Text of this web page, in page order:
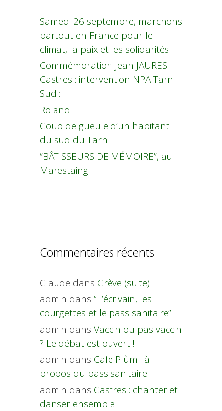
Samedi 26 septembre, marchons
partout en France pour le
climat, la paix et les solidarités !
Commémoration Jean JAURES
Castres : intervention NPA Tarn
Sud :
Roland
Coup de gueule d’un habitant
du sud du Tarn
“BÂTISSEURS DE MÉMOIRE”, au
Marestaing
Commentaires récents
Claude dans Grève (suite)
admin dans “L’écrivain, les
courgettes et le pass sanitaire”
admin dans Vaccin ou pas vaccin
? Le débat est ouvert !
admin dans Café Plùm : à
propos du pass sanitaire
admin dans Castres : chanter et
danser ensemble !